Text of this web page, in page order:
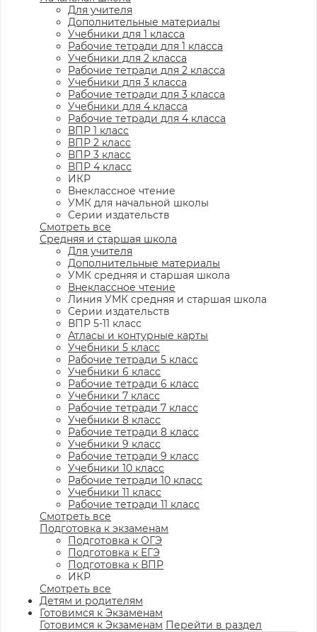
Для учителя
Дополнительные материалы
Учебники для 1 класса
Рабочие тетради для 1 класса
Учебники для 2 класса
Рабочие тетради для 2 класса
Учебники для 3 класса
Рабочие тетради для 3 класса
Учебники для 4 класса
Рабочие тетради для 4 класса
ВПР 1 класс
ВПР 2 класс
ВПР 3 класс
ВПР 4 класс
ИКР
Внеклассное чтение
УМК для начальной школы
Серии издательств
Смотреть все
Средняя и старшая школа
Для учителя
Дополнительные материалы
УМК средняя и старшая школа
Внеклассное чтение
Линия УМК средняя и старшая школа
Серии издательств
ВПР 5-11 класс
Атласы и контурные карты
Учебники 5 класс
Рабочие тетради 5 класс
Учебники 6 класс
Рабочие тетради 6 класс
Учебники 7 класс
Рабочие тетради 7 класс
Учебники 8 класс
Рабочие тетради 8 класс
Учебники 9 класс
Рабочие тетради 9 класс
Учебники 10 класс
Рабочие тетради 10 класс
Учебники 11 класс
Рабочие тетради 11 класс
Смотреть все
Подготовка к экзаменам
Подготовка к ОГЭ
Подготовка к ЕГЭ
Подготовка к ВПР
ИКР
Смотреть все
Детям и родителям
Готовимся к Экзаменам
Готовимся к Экзаменам Перейти в раздел